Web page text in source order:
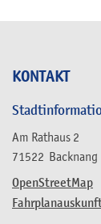
KONTAKT
Am Rathaus 2
71522 Backnang
OpenStreetMap